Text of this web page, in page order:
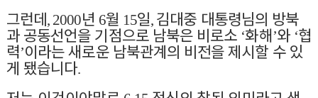
그런데, 2000년 6월 15일, 김대중 대통령님의 방북
과 공동선언을 기점으로 남북은 비로소 ‘화해’와 ‘협
력’이라는새로운 남북관계의 비전을 제시할 수 있
게 됐습니다.